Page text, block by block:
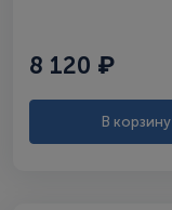
8 120 ₽
В корзину